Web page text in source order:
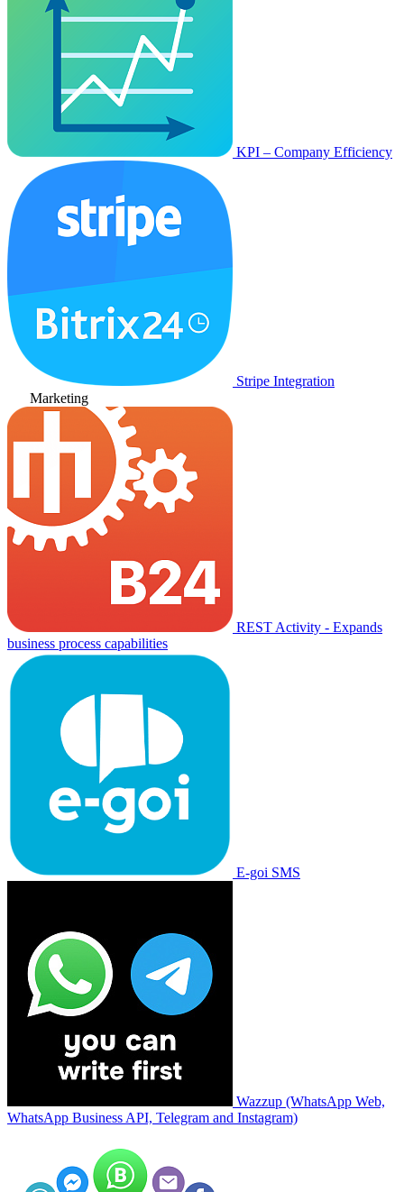
KPI – Company Efficiency
Stripe Integration
Marketing
REST Activity - Expands
business process capabilities
E-goi SMS
Wazzup (WhatsApp Web,
WhatsApp Business API, Telegram and Instagram)